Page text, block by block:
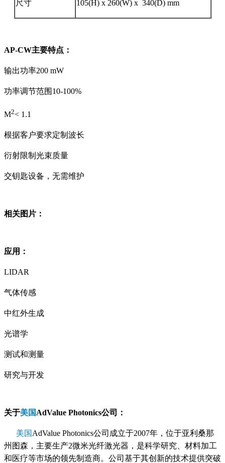
尺寸 105(H) x 260(W) x 340(D) mm
AP-CW主要特点：
输出功率200 mW
功率调节范围10-100%
M2< 1.1
根据客户要求定制波长
衍射限制光束质量
交钥匙设备，无需维护
相关图片：
应用：
LIDAR
气体传感
中红外生成
光谱学
测试和测量
研究与开发
关于美国AdValue Photonics公司：
美国AdValue Photonics公司成立于2007年，位于亚利桑那
州图森，主要生产2微米光纤激光器，是科学研究、材料加工
和医疗等市场的领先制造商。公司基于其创新的技术提供突破